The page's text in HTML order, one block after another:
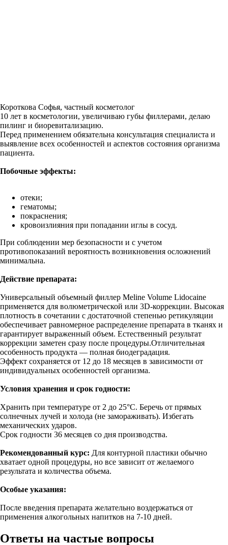
Короткова Софья, частный косметолог
10 лет в косметологии, увеличиваю губы филлерами, делаю
пилинг и биоревитализацию.
Перед применением обязательна консультация специалиста и
выявление всех особенностей и аспектов состояния организма
пациента.
Побочные эффекты:
отеки;
гематомы;
покраснения;
кровоизлияния при попадании иглы в сосуд.
При соблюдении мер безопасности и с учетом
противопоказаний вероятность возникновения осложнений
минимальна.
Действие препарата:
Универсальный объемный филлер Meline Volume Lidocaine
применяется для волюметрической или 3D-коррекции. Высокая
плотность в сочетании с достаточной степенью ретикуляции
обеспечивает равномерное распределение препарата в тканях и
гарантирует выраженный объем. Естественный результат
коррекции заметен сразу после процедуры.Отличительная
особенность продукта — полная биодеградация.
Эффект сохраняется от 12 до 18 месяцев в зависимости от
индивидуальных особенностей организма.
Условия хранения и срок годности:
Хранить при температуре от 2 до 25°С. Беречь от прямых
солнечных лучей и холода (не замораживать). Избегать
механических ударов.
Срок годности 36 месяцев со дня производства.
Рекомендованный курс: Для контурной пластики обычно
хватает одной процедуры, но все зависит от желаемого
результата и количества объема.
Особые указания:
После введения препарата желательно воздержаться от
применения алкогольных напитков на 7-10 дней.
Ответы на частые вопросы